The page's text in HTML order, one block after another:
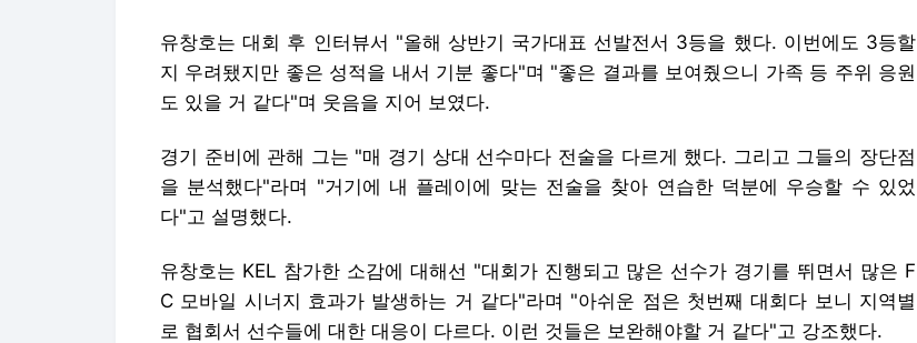
유창호는 대회 후 인터뷰서 "올해 상반기 국가대표 선발전서 3등을 했다. 이번에도 3등할
지 우려됐지만 좋은 성적을 내서 기분 좋다"며 "좋은 결과를 보여줬으니 가족 등 주위 응원
도 있을 거 같다"며 웃음을 지어 보였다.
경기 준비에 관해 그는 "매 경기 상대 선수마다 전술을 다르게 했다. 그리고 그들의 장단점
을 분석했다"라며 "거기에 내 플레이에 맞는 전술을 찾아 연습한 덕분에 우승할 수 있었
다"고 설명했다.
유창호는 KEL 참가한 소감에 대해선 "대회가 진행되고 많은 선수가 경기를 뛰면서 많은 F
C 모바일 시너지 효과가 발생하는 거 같다"라며 "아쉬운 점은 첫번째 대회다 보니 지역별
로 협회서 선수들에 대한 대응이 다르다. 이런 것들은 보완해야할 거 같다"고 강조했다.